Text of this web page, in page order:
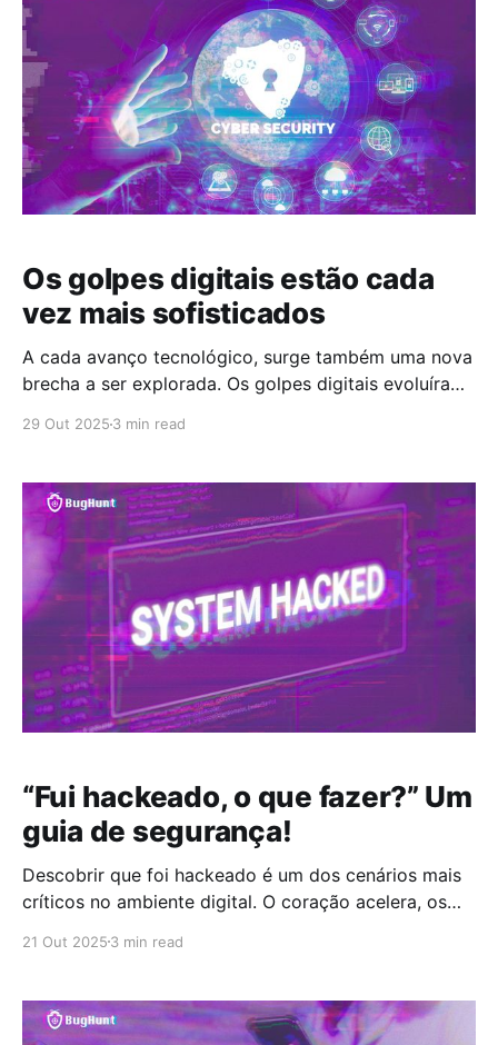
Os golpes digitais estão cada
vez mais sofisticados
A cada avanço tecnológico, surge também uma nova
brecha a ser explorada. Os golpes digitais evoluíram
segurança, tecnologia e cultura em todos os níveis
da organização.
29 Out 2025 3 min read
“Fui hackeado, o que fazer?” Um
guia de segurança!
Descobrir que foi hackeado é um dos cenários mais
críticos no ambiente digital. O coração acelera, os
estável entra em modo de crise. Para as empresas,
dados, pode representar paralisação operacional,
dano
21 Out 2025 3 min read